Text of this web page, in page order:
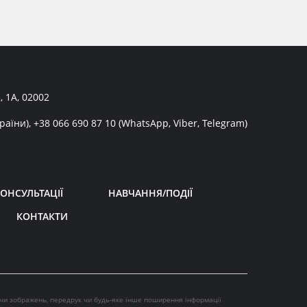
1А, 02002
+38 066 690 87 10 (WhatsApp, Viber, Telegram)
НАВЧАННЯ/ПОДІЇ
КОНТАКТИ
зображень, передрук чи будь-яке інше поширення інформації